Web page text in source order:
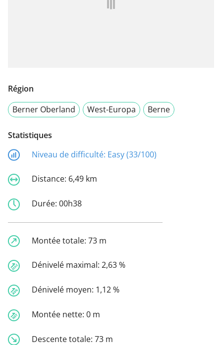
Région
Berner Oberland
West-Europa Berne
Statistiques
Niveau de difficulté: Easy (33/100)
Distance: 6,49 km
Durée: 00h38
Montée totale: 73 m
Dénivelé maximal: 2,63 %
Dénivelé moyen: 1,12 %
Montée nette: 0 m
Descente totale: 73 m